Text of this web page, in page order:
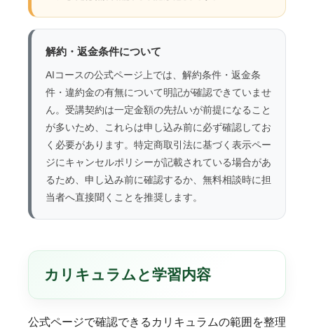
解約・返金条件について
AIコースの公式ページ上では、解約条件・返金条
件・違約金の有無について明記が確認できていませ
ん。受講契約は一定金額の先払いが前提になること
が多いため、これらは申し込み前に必ず確認してお
く必要があります。特定商取引法に基づく表示ペー
ジにキャンセルポリシーが記載されている場合があ
るため、申し込み前に確認するか、無料相談時に担
当者へ直接聞くことを推奨します。
カリキュラムと学習内容
公式ページで確認できるカリキュラムの範囲を整理